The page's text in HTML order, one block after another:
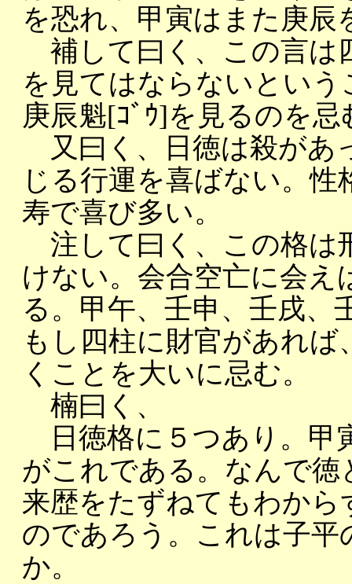
を恐れ、甲寅はまた庚辰
補して曰く、この言は
を見てはならないとい
庚辰魁[ｺﾞｳ]を見るのを忌
又曰く、日徳は殺があ
じる行運を喜ばない。
寿で喜び多い。
注して曰く、この格は
けない。会合空亡に会え
る。甲午、壬申、壬戌、
もし四柱に財官があれ
くことを大いに忌む。
楠曰く、
日徳格に５つあり。甲
がこれである。なんで
来歴をたずねてもわか
のであろう。これは子
か。